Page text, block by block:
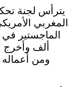
يترأس لجنة
المغربي
الماجستير في
ألف وأخرج
ومن أعماله